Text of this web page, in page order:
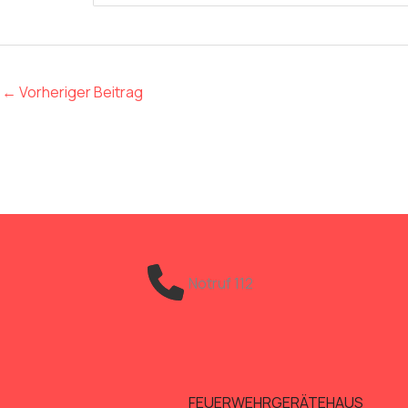
← Vorheriger Beitrag
Notruf 112
FEUERWEHRGERÄTEHAUS